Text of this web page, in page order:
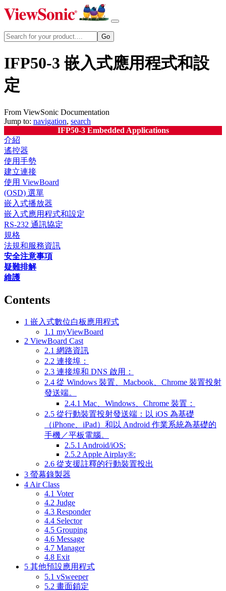
IFP50-3 嵌入式應用程式和設
定
From ViewSonic Documentation
Jump to: navigation, search
IFP50-3 Embedded Applications
介紹
遙控器
使用手勢
建立連接
使用 ViewBoard
(OSD) 選單
嵌入式播放器
嵌入式應用程式和設定
RS-232 通訊協定
規格
法規和服務資訊
安全注意事項
疑難排解
維護
Contents
1 嵌入式數位白板應用程式
1.1 myViewBoard
2 ViewBoard Cast
2.1 網路資訊
2.2 連接埠：
2.3 連接埠和 DNS 啟用：
2.4 從 Windows 裝置、Macbook、Chrome 裝置投射
發送端。
2.4.1 Mac、Windows、Chrome 裝置：
2.5 從行動裝置投射發送端：以 iOS 為基礎
（iPhone、iPad）和以 Android 作業系統為基礎的
手機／平板電腦。
2.5.1 Android/iOS:
2.5.2 Apple Airplay®:
2.6 從支援註釋的行動裝置投出
3 螢幕錄製器
4 Air Class
4.1 Voter
4.2 Judge
4.3 Responder
4.4 Selector
4.5 Grouping
4.6 Message
4.7 Manager
4.8 Exit
5 其他預設應用程式
5.1 vSweeper
5.2 畫面鎖定